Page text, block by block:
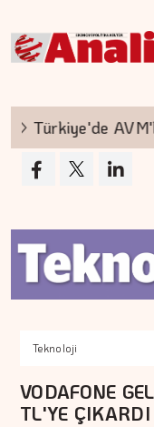
Türkiye'de
Teknoloji
VODAFONE
TL'YE ÇIKARDI